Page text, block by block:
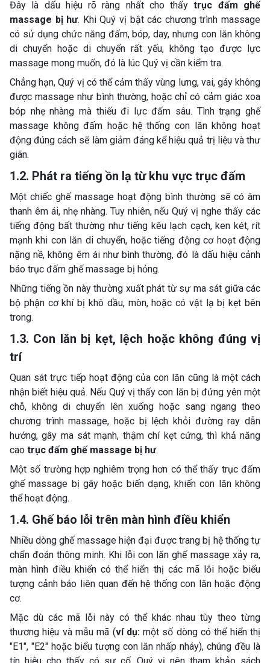
Đây là dấu hiệu rõ ràng nhất cho thấytrục đấm ghế
massage bị hư. Khi Quý vị bật các chương trình massage
có sử dụng chức năng đấm, bóp, day, nhưng con lăn không
di chuyển hoặc di chuyển rất yếu, không tạo được lực
massage mong muốn, đó là lúc Quý vị cần kiểm tra.
Chẳng hạn, Quý vị có thể cảm thấy vùng lưng, vai, gáy không
được massage như bình thường, hoặc chỉ có cảm giác xoa
bóp nhẹ nhàng mà thiếu đi lực đấm sâu. Tình trạng ghế
massage không đấm hoặc hệ thống con lăn không hoạt
động đúng cách sẽ làm giảm đáng kể hiệu quả trị liệu và thư
giãn.
1.2. Phát ra tiếng ồn lạ từ khu vực trục đấm
Một chiếc ghế massage hoạt động bình thường sẽ có âm
thanh êm ái, nhẹ nhàng. Tuy nhiên, nếu Quý vị nghe thấy các
tiếng động bất thường như tiếng kêu lạch cạch, ken két, rít
mạnh khi con lăn di chuyển, hoặc tiếng động cơ hoạt động
nặng nề, không êm ái như bình thường, đó là dấu hiệu cảnh
báo trục đấm ghế massage bị hỏng.
Những tiếng ồn này thường xuất phát từ sự ma sát giữa các
bộ phận cơ khí bị khô dầu, mòn, hoặc có vật lạ bị kẹt bên
trong.
1.3. Con lăn bị kẹt, lệch hoặc không đúng vị
trí
Quan sát trực tiếp hoạt động của con lăn cũng là một cách
nhận biết hiệu quả. Nếu Quý vị thấy con lăn bị đứng yên một
chỗ, không di chuyển lên xuống hoặc sang ngang theo
chương trình massage, hoặc bị lệch khỏi đường ray dẫn
hướng, gây ma sát mạnh, thậm chí kẹt cứng, thì khả năng
cao trục đấm ghế massage bị hư.
Một số trường hợp nghiêm trọng hơn có thể thấy trục đấm
ghế massage bị gãy hoặc biến dạng, khiến con lăn không
thể hoạt động.
1.4. Ghế báo lỗi trên màn hình điều khiển
Nhiều dòng ghế massage hiện đại được trang bị hệ thống tự
chẩn đoán thông minh. Khi lỗi con lăn ghế massage xảy ra,
màn hình điều khiển có thể hiển thị các mã lỗi hoặc biểu
tượng cảnh báo liên quan đến hệ thống con lăn hoặc động
cơ.
Mặc dù các mã lỗi này có thể khác nhau tùy theo từng
thương hiệu và mẫu mã (ví dụ:một số dòng có thể hiển thị
"E1", "E2" hoặc biểu tượng con lăn nhấp nháy), chúng đều là